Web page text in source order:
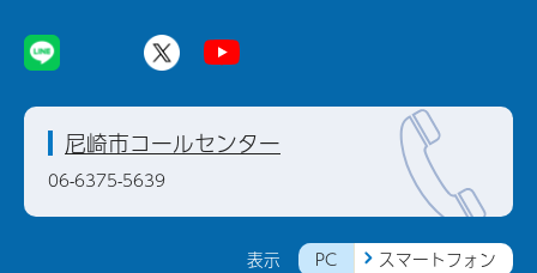
表示 PC スマートフォン
尼崎市コールセンター
06-6375-5639